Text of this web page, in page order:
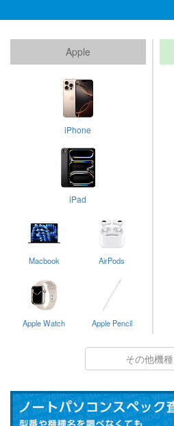
Apple
iPhone
iPad
Macbook AirPods
Apple Watch Apple Pencil
その他機種